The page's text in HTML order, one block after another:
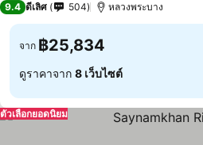
9.4 ดีเลิศ 504 หลวงพระบาง
จาก ฿25,834
ดูราคาจาก 8 เว็บไซต์
ตัวเลือกยอดนิยม